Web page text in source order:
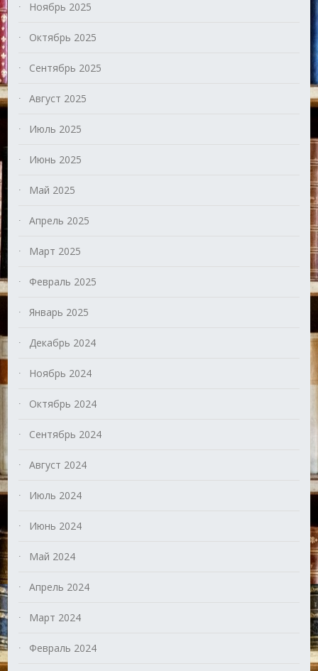
Ноябрь 2025
Октябрь 2025
Сентябрь 2025
Август 2025
Июль 2025
Июнь 2025
Май 2025
Апрель 2025
Март 2025
Февраль 2025
Январь 2025
Декабрь 2024
Ноябрь 2024
Октябрь 2024
Сентябрь 2024
Август 2024
Июль 2024
Июнь 2024
Май 2024
Апрель 2024
Март 2024
Февраль 2024